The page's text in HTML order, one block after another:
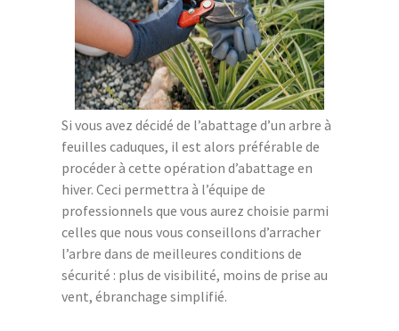
Si vous avez décidé de l’abattage d’un arbre à
feuilles caduques, il est alors préférable de
procéder à cette opération d’abattage en
hiver. Ceci permettra à l’équipe de
professionnels que vous aurez choisie parmi
celles que nous vous conseillons d’arracher
l’arbre dans de meilleures conditions de
sécurité : plus de visibilité, moins de prise au
vent, ébranchage simplifié.